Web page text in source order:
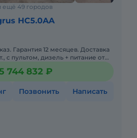
ещё 49 городов
HC5.0AA
Гарантия 12 месяцев. Доставка
с пультом, дизель + питание от
744 832 ₽
Позвонить Написать